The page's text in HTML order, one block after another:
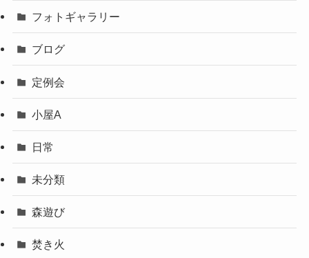
フォトギャラリー
ブログ
定例会
小屋A
日常
未分類
森遊び
焚き火